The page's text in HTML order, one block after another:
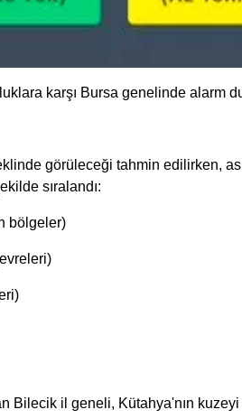
karşı Bursa genelinde alarm
görüleceği tahmin edilirken,
sıralandı:
bölgeler)
Bilecik il geneli, Kütahya'nın